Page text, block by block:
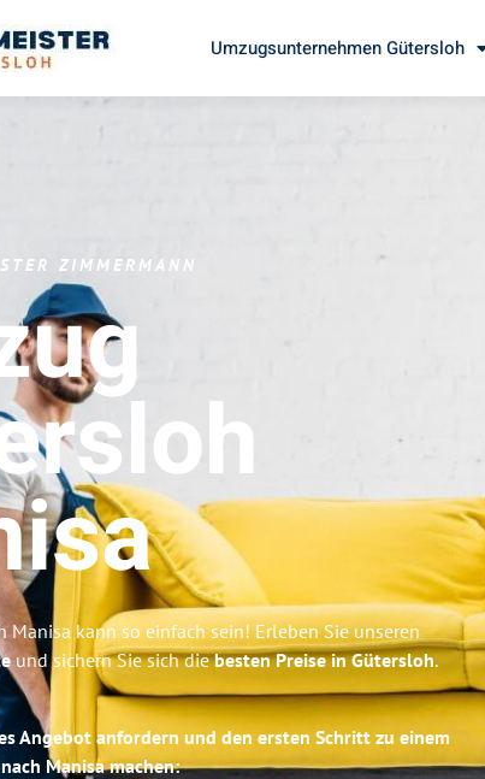
Umzugsunternehmen Gütersloh
ZIMMERMANN
Manisa kann so einfach sein! Erleben Sie unseren
und sichern Sie sich diebesten Preise in Gütersloh.
Angebot anfordern und den ersten Schritt zu einem
Manisa machen: